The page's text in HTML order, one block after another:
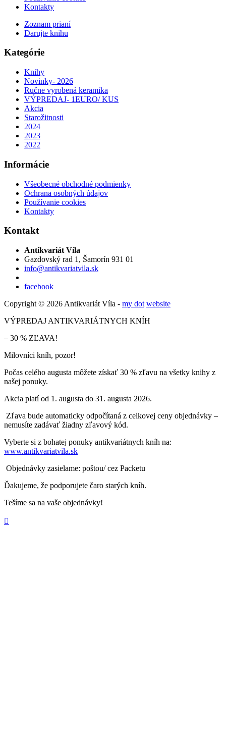
Kontakty
Zoznam prianí
Darujte knihu
Kategórie
Knihy
Novinky- 2026
Ručne vyrobená keramika
VÝPREDAJ- 1EURO/ KUS
Akcia
Starožitnosti
2024
2023
2022
Informácie
Všeobecné obchodné podmienky
Ochrana osobných údajov
Používanie cookies
Kontakty
Kontakt
Antikvariát Víla
Gazdovský rad 1, Šamorín 931 01
info@antikvariatvila.sk
facebook
Copyright © 2026 Antikvariát Víla - my dot website
VÝPREDAJ ANTIKVARIÁTNYCH KNÍH
– 30 % ZĽAVA!
Milovníci kníh, pozor!
Počas celého augusta môžete získať 30 % zľavu na všetky knihy z
našej ponuky.
Akcia platí od 1. augusta do 31. augusta 2026.
Zľava bude automaticky odpočítaná z celkovej ceny objednávky –
nemusíte zadávať žiadny zľavový kód.
Vyberte si z bohatej ponuky antikvariátnych kníh na:
www.antikvariatvila.sk
Objednávky zasielame: poštou/ cez Packetu
Ďakujeme, že podporujete čaro starých kníh.
Tešíme sa na vaše objednávky!
